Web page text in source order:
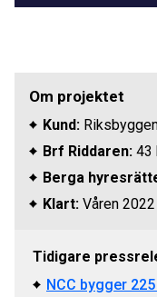
Om projektet
Kund:
Brf Riddaren: 43
Berga
Klart: Våren 2022
Tidigare
NCC bygger